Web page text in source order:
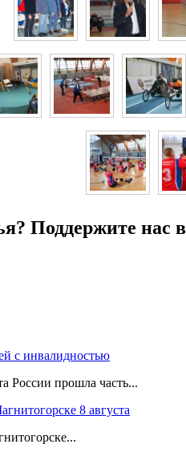
Поддержите нас
с инвалидностью
России прошла часть...
8 августа